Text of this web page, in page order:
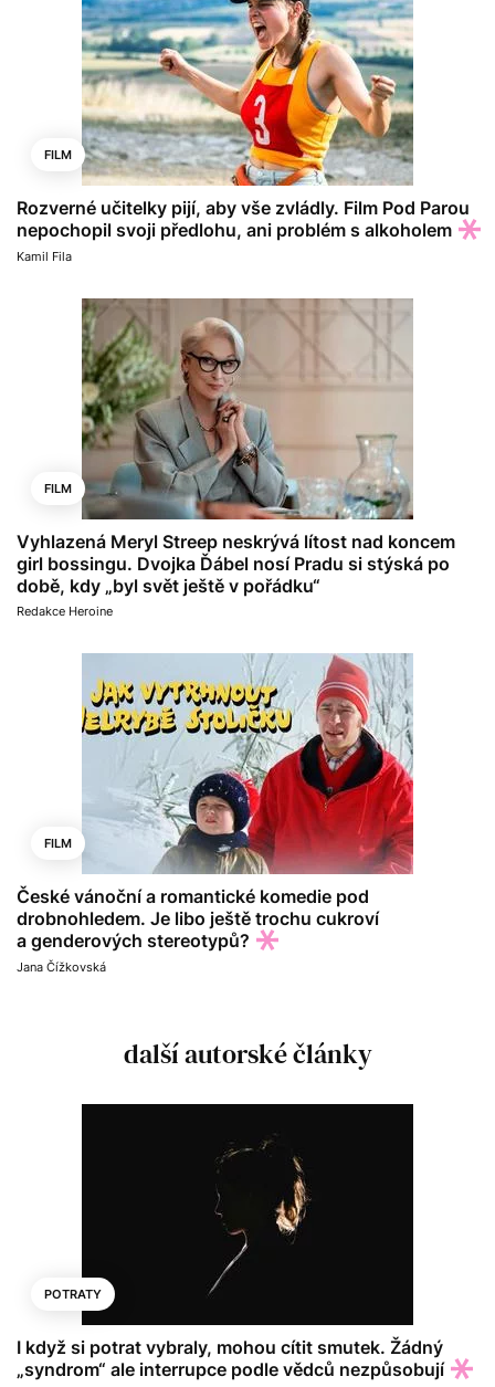
FILM
Rozverné učitelky pijí, aby vše zvládly. Film Pod Parou
nepochopil svoji předlohu, ani problém s alkoholem
Kamil Fila
FILM
Vyhlazená Meryl Streep neskrývá lítost nad koncem
girl bossingu. Dvojka Ďábel nosí Pradu si stýská po
době, kdy „byl svět ještě v pořádku“
Redakce Heroine
FILM
České vánoční a romantické komedie pod
drobnohledem. Je libo ještě trochu cukroví
a genderových stereotypů?
Jana Čížkovská
další autorské články
POTRATY
I když si potrat vybraly, mohou cítit smutek. Žádný
„syndrom“ ale interrupce podle vědců nezpůsobují